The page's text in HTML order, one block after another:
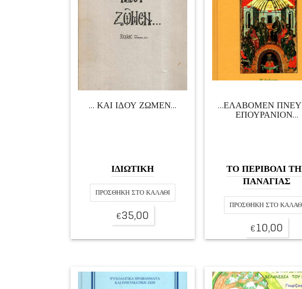
… ΚΑΙ ΙΔΟΥ ΖΩΜΕΝ…
ΙΔΙΩΤΙΚΗ
ΠΡΟΣΘΉΚΗ ΣΤΟ ΚΑΛΆΘΙ
€35,00
…ΕΛΑΒΟΜΕΝ
ΕΠΟΥΡΑΝΙΟΝ…
ΤΟ ΠΕΡΙΒΟΛΙ
ΠΑΝΑΓΙΑΣ
ΠΡΟΣΘΉΚΗ ΣΤΟ
€10,00